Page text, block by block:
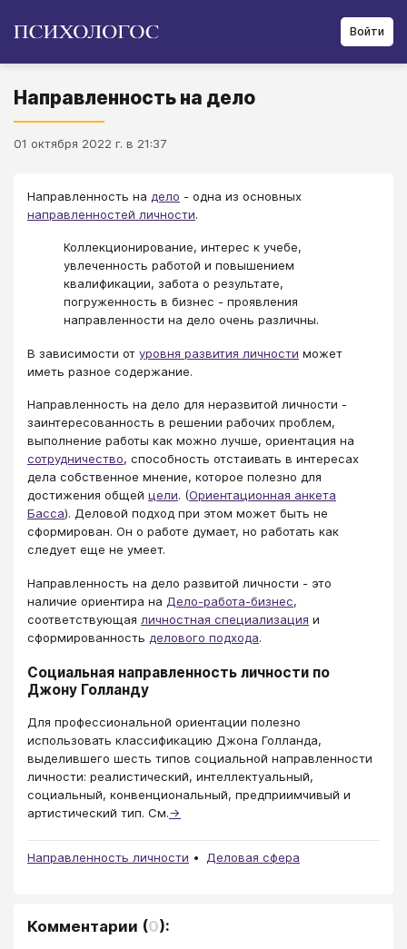
Войти
Направленность на дело
01 октября 2022 г. в 21:37
Направленность на дело - одна из основных
направленностей личности.
Коллекционирование, интерес к учебе,
увлеченность работой и повышением
квалификации, забота о результате,
погруженность в бизнес - проявления
направленности на дело очень различны.
В зависимости от уровня развития личности может
иметь разное содержание.
Направленность на дело для неразвитой личности -
заинтересованность в решении рабочих проблем,
выполнение работы как можно лучше, ориентация на
сотрудничество, способность отстаивать в интересах
дела собственное мнение, которое полезно для
достижения общей цели. (Ориентационная анкета
Басса). Деловой подход при этом может быть не
сформирован. Он о работе думает, но работать как
следует еще не умеет.
Направленность на дело развитой личности - это
наличие ориентира на Дело-работа-бизнес,
соответствующая личностная специализация и
сформированность делового подхода.
Социальная направленность личности по
Джону Голланду
Для профессиональной ориентации полезно
использовать классификацию Джона Голланда,
выделившего шесть типов социальной направленности
личности: реалистический, интеллектуальный,
социальный, конвенциональный, предприимчивый и
артистический тип. См.→
Направленность личности Деловая сфера
Комментарии (0):